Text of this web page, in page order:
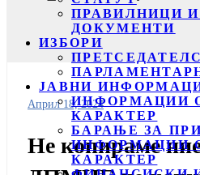
ПРАВИЛНИЦИ
ДОКУМЕНТИ
ИЗБОРИ
ЈАВНИ
ИНФОРМАЦИИ
КАРАКТЕР
БАРАЊЕ ЗА
ИНФОРМАЦИИ
КАРАКТЕР
Април 18, 2024
Не копираме